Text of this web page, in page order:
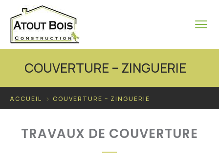
COUVERTURE – ZINGUERIE
ACCUEIL COUVERTURE – ZINGUERIE
TRAVAUX DE COUVERTURE